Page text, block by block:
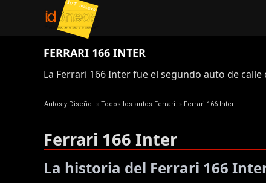
FERRARI 166 INTER
La Ferrari 166 Inter fue el segundo auto de
Autos y Diseño » Todos los autos Ferrari » Ferrari 166 Inter
Ferrari 166 Inter
La historia del Ferrari 166